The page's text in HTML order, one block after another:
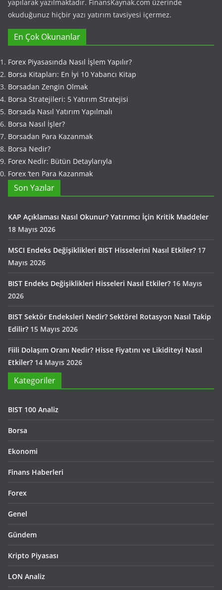
yapılarak yazılmaktadır. FinansKaynak.com üzerinde
okuduğunuz hiçbir yazı yatırım tavsiyesi içermez.
En Çok Okunanlar
Forex Piyasasında Nasıl İşlem Yapılır?
Borsa Kitapları: En İyi 10 Yabancı Kitap
Borsadan Zengin Olmak
Borsa Stratejileri: 5 Yatırım Stratejisi
Borsada Nasıl Yatırım Yapılmalı
Borsa Nasıl İşler?
Borsadan Para Kazanmak
Borsa Nedir?
Forex Nedir: Bütün Detaylarıyla
Forex ‘ten Para Kazanmak
Son Yazılar
KAP Açıklaması Nasıl Okunur? Yatırımcı İçin Kritik Maddeler
18 Mayıs 2026
MSCI Endeks Değişiklikleri BIST Hisselerini Nasıl Etkiler? 17
Mayıs 2026
BIST Endeks Değişiklikleri Hisseleri Nasıl Etkiler? 16 Mayıs
2026
BIST Sektör Endeksleri Nedir? Sektörel Rotasyon Nasıl Takip
Edilir? 15 Mayıs 2026
Fiili Dolaşım Oranı Nedir? Hisse Fiyatını ve Likiditeyi Nasıl
Etkiler? 14 Mayıs 2026
Kategoriler
BIST 100 Analiz
Borsa
Ekonomi
Finans Haberleri
Forex
Genel
Gündem
Kripto Piyasası
LON Analiz